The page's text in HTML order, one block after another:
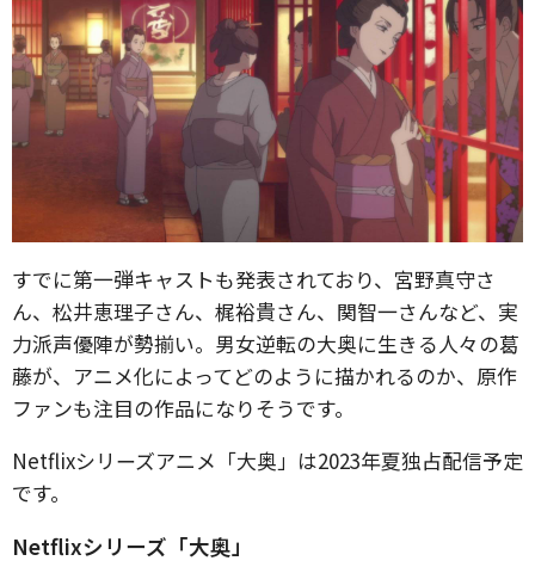
すでに第一弾キャストも発表されており、宮野真守さ
ん、松井恵理子さん、梶裕貴さん、関智一さんなど、実
力派声優陣が勢揃い。男女逆転の大奥に生きる人々の葛
藤が、アニメ化によってどのように描かれるのか、原作
ファンも注目の作品になりそうです。
Netflixシリーズアニメ「大奥」は2023年夏独占配信予定
です。
Netflixシリーズ「大奥」